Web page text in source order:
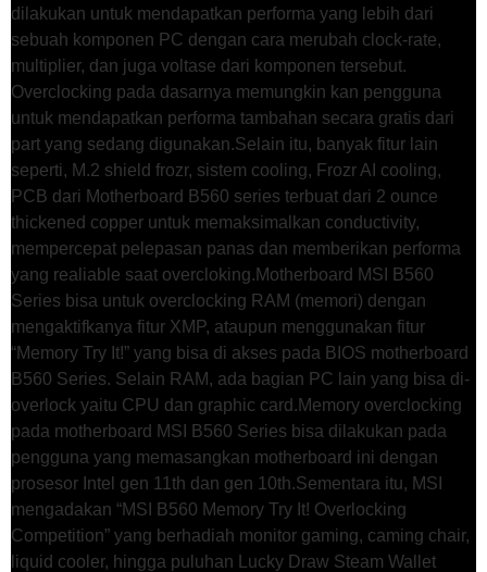
dilakukan untuk mendapatkan performa yang lebih dari
sebuah komponen PC dengan cara merubah clock-rate,
multiplier, dan juga voltase dari komponen tersebut.
Overclocking pada dasarnya memungkin kan pengguna
untuk mendapatkan performa tambahan secara gratis dari
part yang sedang digunakan.Selain itu, banyak fitur lain
seperti, M.2 shield frozr, sistem cooling, Frozr AI cooling,
PCB dari Motherboard B560 series terbuat dari 2 ounce
thickened copper untuk memaksimalkan conductivity,
mempercepat pelepasan panas dan memberikan performa
yang realiable saat overcloking.Motherboard MSI B560
Series bisa untuk overclocking RAM (memori) dengan
mengaktifkanya fitur XMP, ataupun menggunakan fitur
“Memory Try It!” yang bisa di akses pada BIOS motherboard
B560 Series. Selain RAM, ada bagian PC lain yang bisa di-
overlock yaitu CPU dan graphic card.Memory overclocking
pada motherboard MSI B560 Series bisa dilakukan pada
pengguna yang memasangkan motherboard ini dengan
prosesor Intel gen 11th dan gen 10th.Sementara itu, MSI
mengadakan “MSI B560 Memory Try It! Overlocking
Competition” yang berhadiah monitor gaming, caming chair,
liquid cooler, hingga puluhan Lucky Draw Steam Wallet